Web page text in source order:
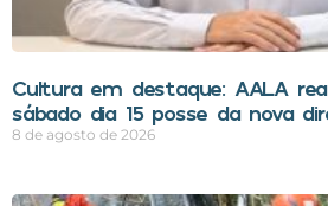
Cultura em destaque: AALA
sábado dia 15 posse da nova
8 de agosto de 2026